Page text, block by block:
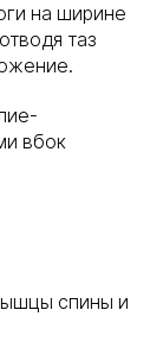
на ширине
таз
вбок
спины и